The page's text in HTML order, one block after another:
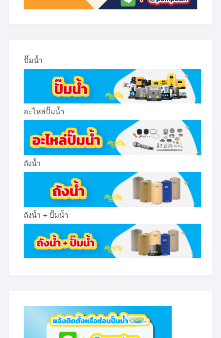
ปั๊มน้ำ
อะไหล่ปั๊มน้ำ
ถังน้ำ
ถังน้ำ + ปั๊มน้ำ